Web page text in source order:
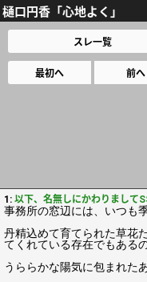
樋口円香「心地よく」
スレ一覧
最初へ 前へ
1: 以下、名無しにかわりまして
事務所の窓辺には、いつも
丹精込めて育てられた草花
てくれている存在でもあるの
うららかな陽気に包まれた